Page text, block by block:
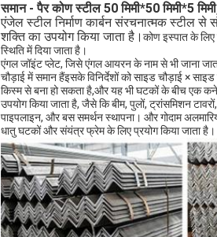
समान - पैर कोण स्टील 50 मिमी*50 मिमी*5
एंजेल स्टील निर्माण कार्बन संरचनात्मक स्टील
शक्ति का उपयोग किया जाता है। कोण इस्पात के लिए
स्थिति में दिया जाता है।
एंगल जॉइंट प्लेट, जिसे एंगल आयरन के नाम से भी जाना
चौड़ाई में समान हैंइसके विनिर्देशों को साइड चौड़ाई ×
किस्म से बना हो सकता है,और यह भी घटकों के बीच एक
उपयोग किया जाता है, जैसे कि बीम, पुलों, ट्रांसमिशन
पाइपलाइन, और बस समर्थन स्थापना। और गोदाम
धातु घटकों और संयंत्र फ्रेम के लिए प्रयोग किया जाता है।